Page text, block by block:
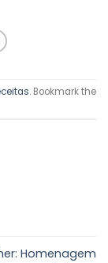
. Bookmark the
Homenagem